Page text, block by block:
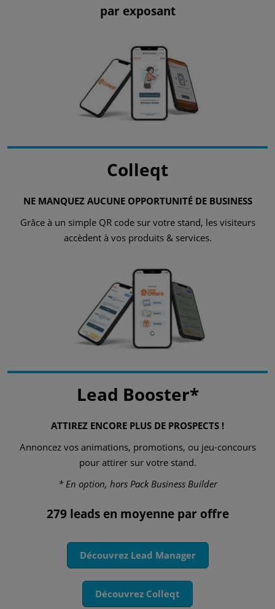
par exposant
Colleqt
NE MANQUEZ AUCUNE OPPORTUNITÉ DE BUSINESS
Grâce à un simple QR code sur votre stand, les visiteurs
accèdent à vos produits & services.
Lead Booster*
ATTIREZ ENCORE PLUS DE PROSPECTS !
Annoncez vos animations, promotions, ou jeu-concours
pour attirer sur votre stand.
* En option, hors Pack Business Builder
279 leads en moyenne par offre
Découvrez Lead Manager
Découvrez Colleqt